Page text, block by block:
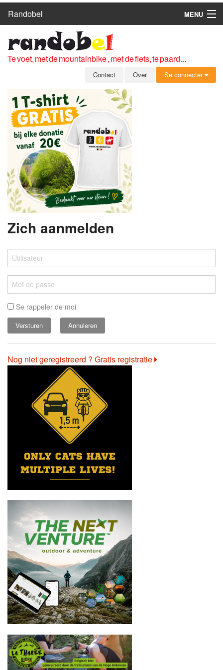
Randobel
MENU
ROUTES
CLUBS
OVER
LEDEN
ZICH AANMELDEN
GRATIS REGISTRATIE
WACHTWOORD VERGETEN
Te voet, met de mountainbike , met de fiets, te paard...
Contact Over Se connecter
Zich aanmelden
Se rappeler de moi
Annuleren
Nog niet geregistreerd ? Gratis registratie